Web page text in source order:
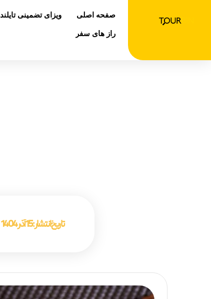
صفحه اصلی ویزای تضمینی تایلند
راز های سفر
تاریخ انتشار :15 آذر 1404